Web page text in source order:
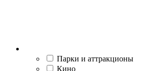
Парки и аттракционы
Кино